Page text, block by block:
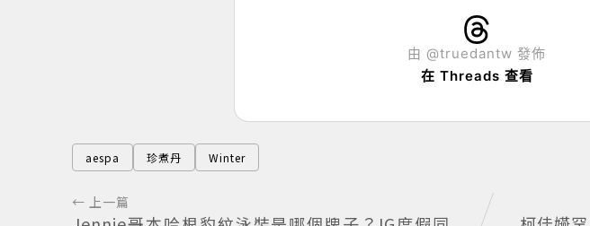
由 @truedantw 發佈
在 Threads 查看
aespa 珍煮丹 Winter
← 上一篇